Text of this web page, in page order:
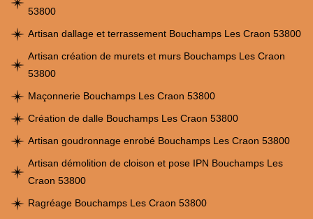
53800
Artisan dallage et terrassement Bouchamps Les Craon 53800
Artisan création de murets et murs Bouchamps Les Craon
53800
Maçonnerie Bouchamps Les Craon 53800
Création de dalle Bouchamps Les Craon 53800
Artisan goudronnage enrobé Bouchamps Les Craon 53800
Artisan démolition de cloison et pose IPN Bouchamps Les
Craon 53800
Ragréage Bouchamps Les Craon 53800